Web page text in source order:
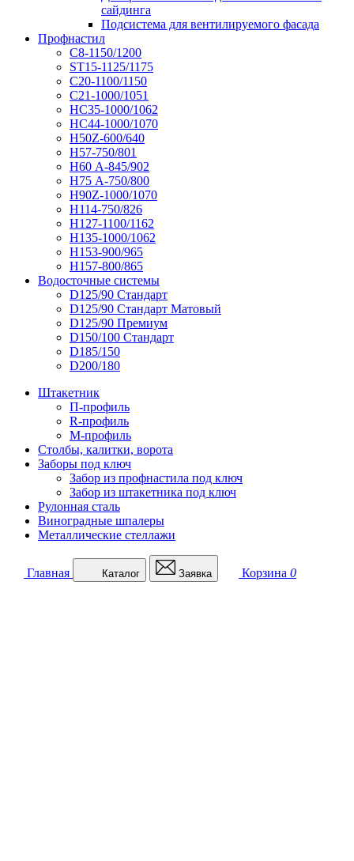
сайдинга
Подсистема для вентилируемого фасада
Профнастил
С8-1150/1200
ST15-1125/1175
С20-1100/1150
С21-1000/1051
НС35-1000/1062
НС44-1000/1070
Н50Z-600/640
Н57-750/801
Н60 А-845/902
Н75 А-750/800
Н90Z-1000/1070
Н114-750/826
Н127-1100/1162
Н135-1000/1062
Н153-900/965
Н157-800/865
Водосточные системы
D125/90 Стандарт
D125/90 Стандарт Матовый
D125/90 Премиум
D150/100 Стандарт
D185/150
D200/180
Штакетник
П-профиль
R-профиль
М-профиль
Столбы, калитки, ворота
Заборы под ключ
Забор из профнастила под ключ
Забор из штакетника под ключ
Рулонная сталь
Виноградные шпалеры
Металлические стеллажи
Главная Каталог Заявка Корзина 0